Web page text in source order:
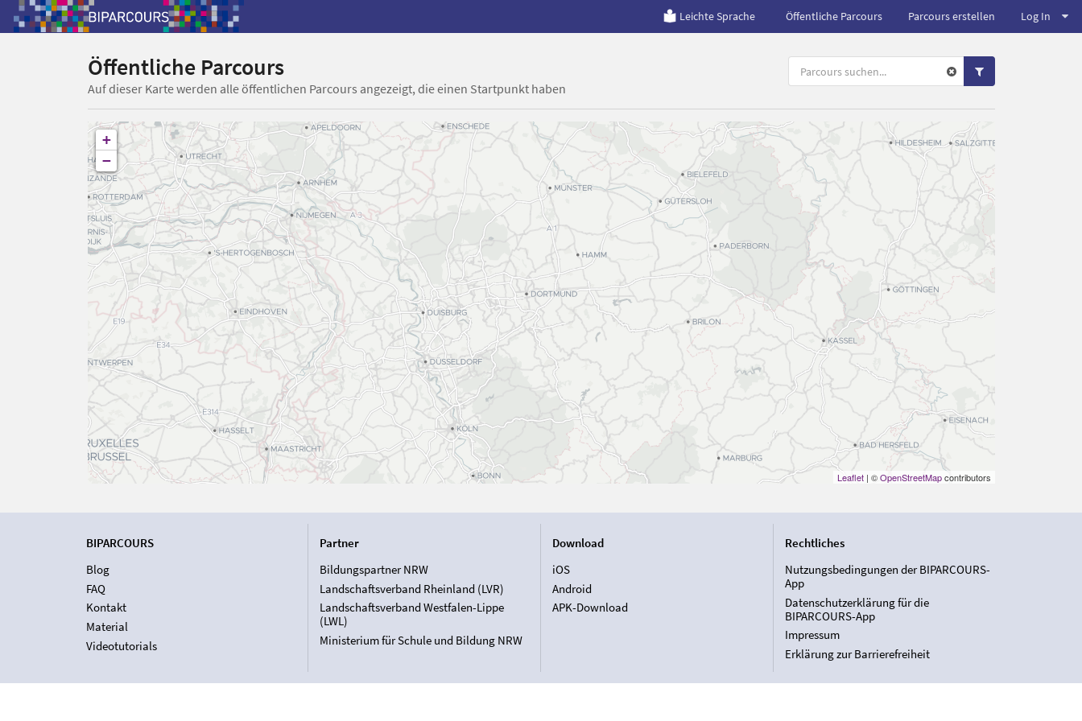
Leichte Sprache Öffentliche Parcours Parcours erstellen Log In
Öffentliche Parcours
Auf dieser Karte werden alle öffentlichen Parcours angezeigt, die einen Startpunkt haben
+
−
Leaflet| ©OpenStreetMapcontributors
BIPARCOURS
Blog
FAQ
Kontakt
Material
Videotutorials
Partner
Bildungspartner NRW
Landschaftsverband Rheinland (LVR)
Landschaftsverband Westfalen-Lippe
(LWL)
Ministerium für Schule und Bildung NRW
Download
iOS
Android
APK-Download
Rechtliches
Nutzungsbedingungen der BIPARCOURS-
App
Datenschutzerklärung für die
BIPARCOURS-App
Impressum
Erklärung zur Barrierefreiheit